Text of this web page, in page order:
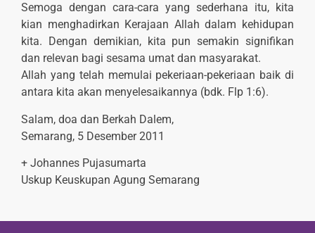
Semoga dengan cara-cara yang sederhana itu, kita
kian menghadirkan Kerajaan Allah dalam kehidupan
kita. Dengan demikian, kita pun semakin signifikan
dan relevan bagi sesama umat dan masyarakat.
Allah yang telah memulai pekeriaan-pekeriaan baik di
antara kita akan menyelesaikannya (bdk. Flp 1:6).
Salam, doa dan Berkah Dalem,
Semarang, 5 Desember 2011
+ Johannes Pujasumarta
Uskup Keuskupan Agung Semarang